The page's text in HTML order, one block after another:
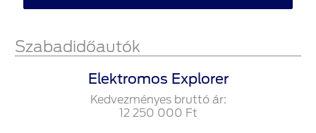
Szabadidőautók
Elektromos Explorer
Kedvezményes bruttó ár:
12‍ ‍250‍ ‍000 Ft